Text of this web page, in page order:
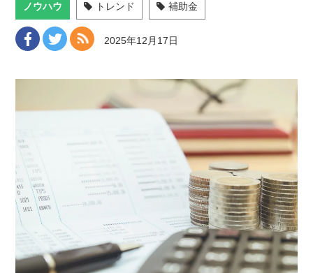
ノウハウ トレンド 補助金
2025年12月17日